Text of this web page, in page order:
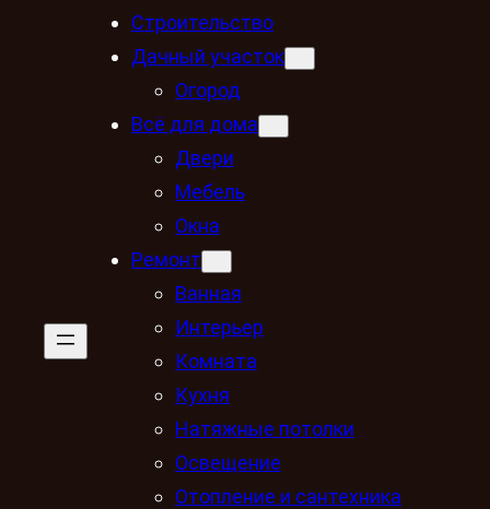
Строительство
Дачный участок
Огород
Всё для дома
Двери
Мебель
Окна
Ремонт
Ванная
Интерьер
Комната
Кухня
Натяжные потолки
Освещение
Отопление и сантехника